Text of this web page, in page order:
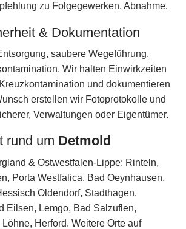
zu Folgegewerken, Abnahme.
& Dokumentation
saubere Wegeführung,
Wir halten Einwirkzeiten
und dokumentieren
erstellen wir Fotoprotokolle und
Verwaltungen oder Eigentümer.
rund um Detmold
& Ostwestfalen‑Lippe: Rinteln,
Porta Westfalica, Bad Oeynhausen,
Oldendorf, Stadthagen,
Eilsen, Lemgo, Bad Salzuflen,
Herford. Weitere Orte auf